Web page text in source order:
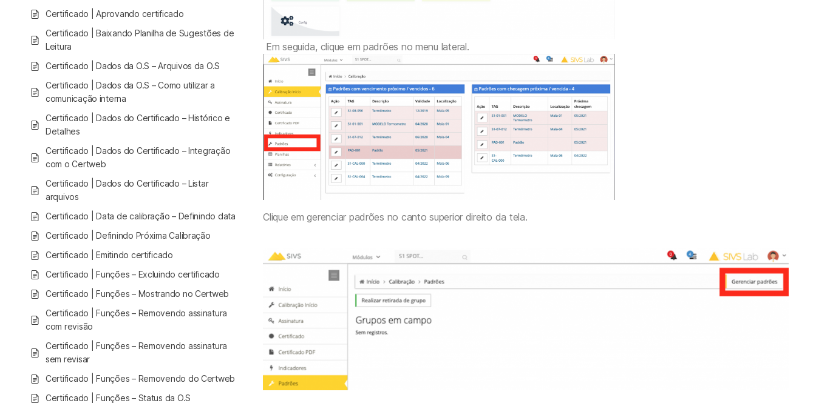
Certificado | Aprovando certificado
Certificado | Baixando Planilha de Sugestões de
Leitura
Certificado | Dados da O.S – Arquivos da O.S
Certificado | Dados da O.S – Como utilizar a
comunicação interna
Certificado | Dados do Certificado – Histórico e
Detalhes
Certificado | Dados do Certificado – Integração
com o Certweb
Certificado | Dados do Certificado – Listar
arquivos
Certificado | Data de calibração – Definindo data
Certificado | Definindo Próxima Calibração
Certificado | Emitindo certificado
Certificado | Funções – Excluindo certificado
Certificado | Funções – Mostrando no Certweb
Certificado | Funções – Removendo assinatura
com revisão
Certificado | Funções – Removendo assinatura
sem revisar
Certificado | Funções – Removendo do Certweb
Certificado | Funções – Status da O.S
Em seguida, clique em padrões no menu lateral.
Clique em gerenciar padrões no canto superior direito da tela.